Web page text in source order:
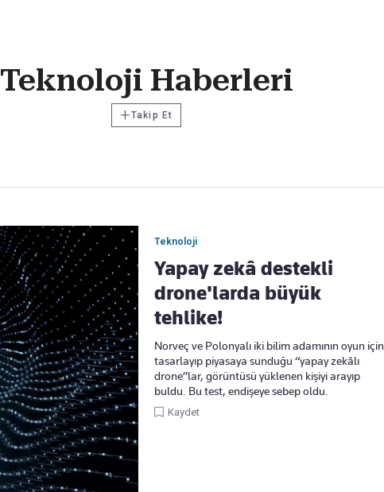
Haber Verin
Editör masamıza bilgi ve materyal
göndermek içintıklayın
Teknoloji Haberleri
+Takip Et
Teknoloji
Yapay zekâ destekli
drone'larda büyük
tehlike!
Norveç ve Polonyalı iki bilim adamının oyun için
tasarlayıp piyasaya sunduğu “yapay zekâlı
drone”lar, görüntüsü yüklenen kişiyi arayıp
buldu. Bu test, endişeye sebep oldu.
Kaydet